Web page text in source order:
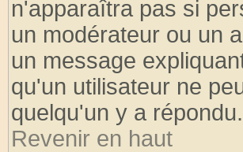
n'apparaîtra pas si
un modérateur ou un
un message
qu'un utilisateur ne
quelqu'un y a répondu.
Revenir en haut